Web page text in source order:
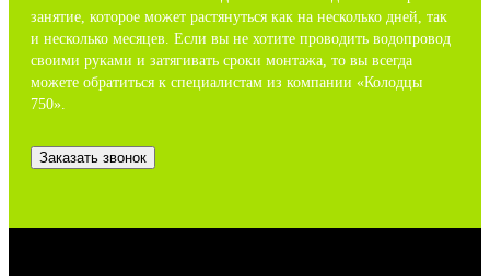
занятие, которое может растянуться как на несколько дней, так
и несколько месяцев. Если вы не хотите проводить водопровод
своими руками и затягивать сроки монтажа, то вы всегда
можете обратиться к специалистам из компании «Колодцы
750».
Заказать звонок